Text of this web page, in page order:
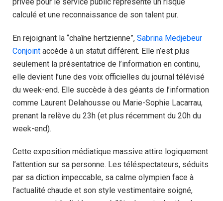
calculé et une reconnaissance de son talent pur.
En rejoignant la “chaîne hertzienne”, Sabrina Medjebeur
Conjoint accède à un statut différent. Elle n’est plus
seulement la présentatrice de l’information en continu,
elle devient l’une des voix officielles du journal télévisé
du week-end. Elle succède à des géants de l’information
comme Laurent Delahousse ou Marie-Sophie Lacarrau,
prenant la relève du 23h (et plus récemment du 20h du
week-end).
Cette exposition médiatique massive attire logiquement
l’attention sur sa personne. Les téléspectateurs, séduits
par sa diction impeccable, sa calme olympien face à
l’actualité chaude et son style vestimentaire soigné,